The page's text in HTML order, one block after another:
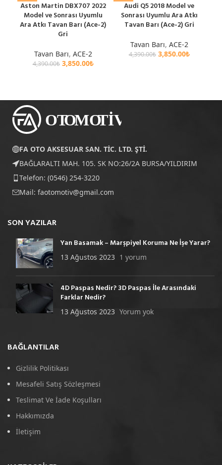
Aston Martin DBX707 2022
Model ve Sonrası Uyumlu
Ara Atkı Tavan Barı (Ace-2)
Gri
Tavan Barı, ACE-2
4,390.00₺ 3,850.00₺
Audi Q5 2018 Model ve
Sonrası Uyumlu Ara Atkı
Tavan Barı (Ace-2) Gri
Tavan Barı, ACE-2
4,390.00₺ 3,850.00₺
FA OTO AKSESUAR SAN. TİC. LTD. ŞTİ.
BAĞLARALTI MAH. 105. SK NO:26/2A BURSA/YILDIRIM
Telefon: (0546) 254-3220
Mail: faotomotiv@gmail.com
SON YAZILAR
Yan Basamak – Marşpiyel Koruma Ne İşe Yarar?
13 Ağustos 2023 1 yorum
4D Paspas Nedir? 3D Paspas İle Arasındaki
Farklar Nedir?
13 Ağustos 2023 Yorum yok
BAĞLANTILAR
Gizlilik Politikası
Mesafeli Satış Sözleşmesi
Teslimat Ve İade Koşulları
Hakkımızda
İletişim